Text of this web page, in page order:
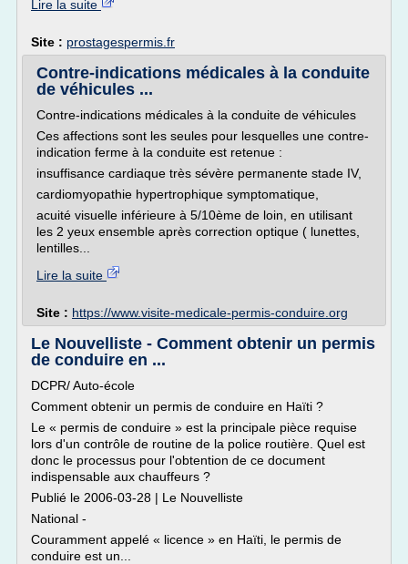
Lire la suite
Site : prostagespermis.fr
Contre-indications médicales à la conduite
de véhicules ...
Contre-indications médicales à la conduite de véhicules
Ces affections sont les seules pour lesquelles une contre-
indication ferme à la conduite est retenue :
insuffisance cardiaque très sévère permanente stade IV,
cardiomyopathie hypertrophique symptomatique,
acuité visuelle inférieure à 5/10ème de loin, en utilisant
les 2 yeux ensemble après correction optique ( lunettes,
lentilles...
Lire la suite
Site : https://www.visite-medicale-permis-conduire.org
Le Nouvelliste - Comment obtenir un permis
de conduire en ...
DCPR/ Auto-école
Comment obtenir un permis de conduire en Haïti ?
Le « permis de conduire » est la principale pièce requise
lors d'un contrôle de routine de la police routière. Quel est
donc le processus pour l'obtention de ce document
indispensable aux chauffeurs ?
Publié le 2006-03-28 | Le Nouvelliste
National -
Couramment appelé « licence » en Haïti, le permis de
conduire est un...